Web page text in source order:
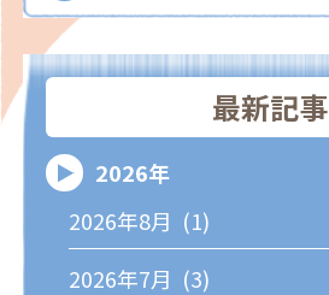
最新記事
2026年
2026年8月 (1)
2026年7月 (3)